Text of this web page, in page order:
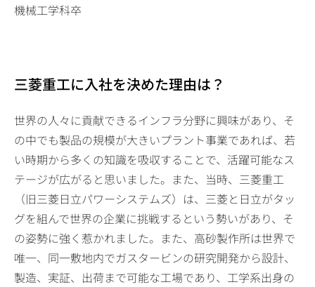
機械工学科卒
三菱重工に入社を決めた理由は？
世界の人々に貢献できるインフラ分野に興味があり、そ
の中でも製品の規模が大きいプラント事業であれば、若
い時期から多くの知識を吸収することで、活躍可能なス
テージが広がると思いました。また、当時、三菱重工
（旧三菱日立パワーシステムズ）は、三菱と日立がタッ
グを組んで世界の企業に挑戦するという勢いがあり、そ
の姿勢に強く惹かれました。また、高砂製作所は世界で
唯一、同一敷地内でガスタービンの研究開発から設計、
製造、実証、出荷まで可能な工場であり、工学系出身の